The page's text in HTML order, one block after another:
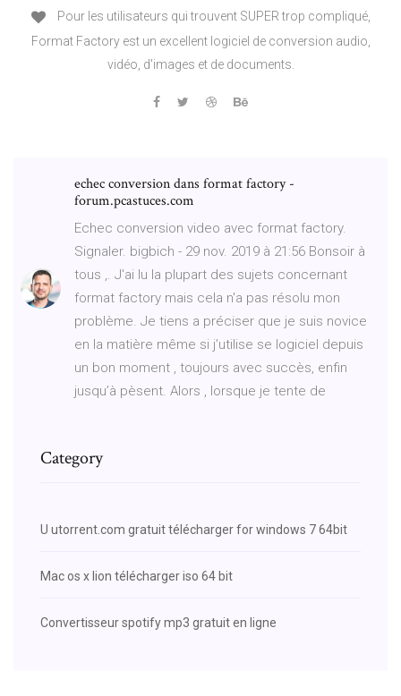
Pour les utilisateurs qui trouvent SUPER trop compliqué,
Format Factory est un excellent logiciel de conversion audio,
vidéo, d'images et de documents.
echec conversion dans format factory -
forum.pcastuces.com
Echec conversion video avec format factory.
Signaler. bigbich - 29 nov. 2019 à 21:56 Bonsoir à
tous ,. J'ai lu la plupart des sujets concernant
format factory mais cela n'a pas résolu mon
problème. Je tiens a préciser que je suis novice
en la matière même si j’utilise se logiciel depuis
un bon moment , toujours avec succès, enfin
jusqu’à pèsent. Alors , lorsque je tente de
Category
U utorrent.com gratuit télécharger for windows 7 64bit
Mac os x lion télécharger iso 64 bit
Convertisseur spotify mp3 gratuit en ligne